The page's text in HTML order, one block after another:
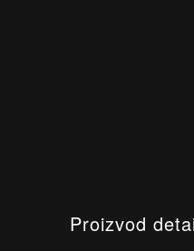
Proizvod